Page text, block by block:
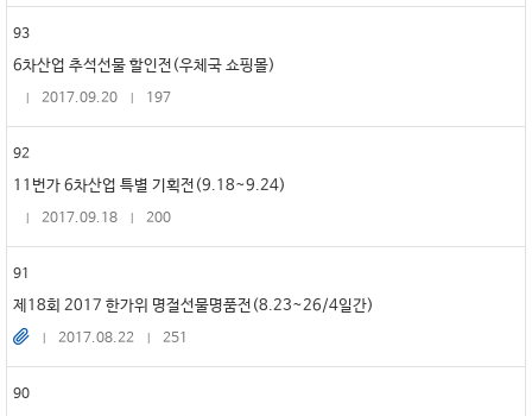
93
6차산업 추석선물 할인전(우체국 쇼핑몰)
2017.09.20
197
92
11번가 6차산업 특별 기획전(9.18~9.24)
2017.09.18
200
91
제18회 2017 한가위 명절선물명품전(8.23~26/4일간)
2017.08.22
251
90